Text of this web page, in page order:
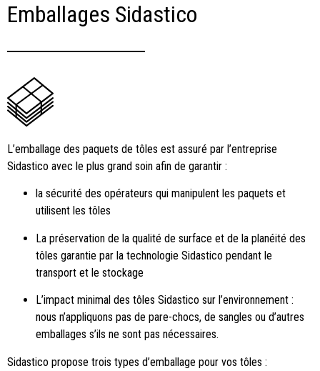
Emballages Sidastico
L’emballage des paquets de tôles est assuré par l’entreprise
Sidastico avec le plus grand soin afin de garantir :
la sécurité des opérateurs qui manipulent les paquets et
utilisent les tôles
La préservation de la qualité de surface et de la planéité des
tôles garantie par la technologie Sidastico pendant le
transport et le stockage
L’impact minimal des tôles Sidastico sur l’environnement :
nous n’appliquons pas de pare-chocs, de sangles ou d’autres
emballages s’ils ne sont pas nécessaires.
Sidastico propose trois types d’emballage pour vos tôles :